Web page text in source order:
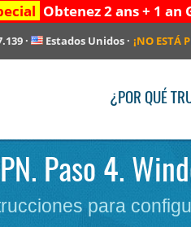
Obtenez 2 ans + 1 an
· Estados Unidos· ¡NO ESTÁ
¿POR QUÉ
Paso 4.
para